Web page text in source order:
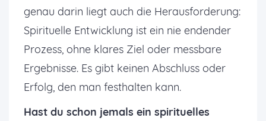
genau darin liegt auch die Herausforderung:
Spirituelle Entwicklung ist ein nie endender
Prozess, ohne klares Ziel oder messbare
Ergebnisse. Es gibt keinen Abschluss oder
Erfolg, den man festhalten kann.
Hast du schon jemals ein spirituelles